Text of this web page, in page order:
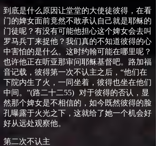
到底是什么原因让堂堂的大使徒彼得，在看
门的婢女面前竟然不敢承认自己就是耶稣的
门徒呢？有没有可能他担心这个婢女会去叫
罗马兵丁来捉他？我们真的不知道彼得的心
中害怕的是什么。这时约翰可能在哪里呢？
也许他正在听亚那审问耶稣基督吧。 路加福
音记载， 彼得第一次不认主之后， “他们在
下院内生了火，一同坐着，彼得也坐在他们
中间。 ”(路二十二55)
对于彼得的否认，显
然那个婢女是不相信的，如今既然彼得的脸
孔曝露于火光之下，这就给了她一个机会好
好从远处观察他。
第二次不认主